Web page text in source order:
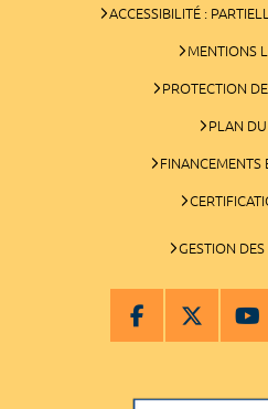
ACCESSIBILITÉ :
MENTIONS
PROTECTION
PLAN DU
FINANCEMENTS
GESTION